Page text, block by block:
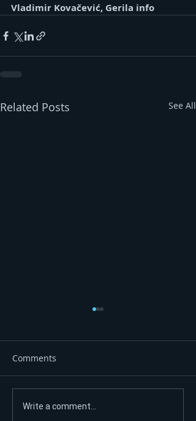
Vladimir Kovačević, Gerila info
Related Posts See All
DEVET LJUBAVNIH PRIČA,
Comments
Write a comment...